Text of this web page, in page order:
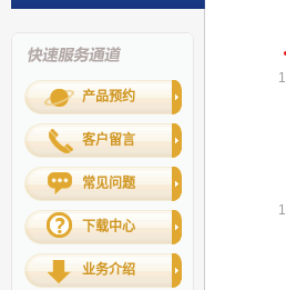
产品预约
客户留言
常见问题
下载中心
业务介绍